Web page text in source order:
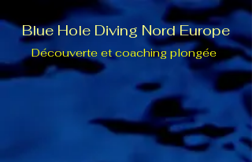
Blue Hole Diving Nord Europe
Découverte et coaching plongée